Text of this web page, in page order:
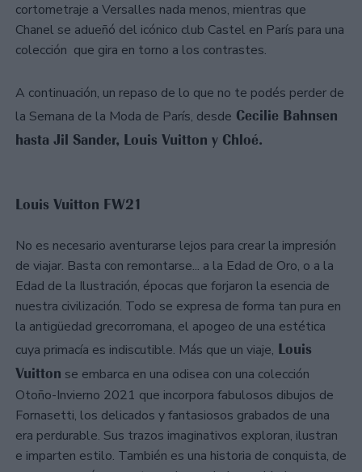
cortometraje a Versalles nada menos, mientras que
Chanel se adueñó del icónico club Castel en París para una
colección que gira en torno a los contrastes.
A continuación, un repaso de lo que no te podés perder de
la Semana de la Moda de París, desde Cecilie Bahnsen
hasta Jil Sander, Louis Vuitton y Chloé.
Louis Vuitton FW21
No es necesario aventurarse lejos para crear la impresión
de viajar. Basta con remontarse... a la Edad de Oro, o a la
Edad de la Ilustración, épocas que forjaron la esencia de
nuestra civilización. Todo se expresa de forma tan pura en
la antigüedad grecorromana, el apogeo de una estética
cuya primacía es indiscutible. Más que un viaje, Louis
Vuitton se embarca en una odisea con una colección
Otoño-Invierno 2021 que incorpora fabulosos dibujos de
Fornasetti, los delicados y fantasiosos grabados de una
era perdurable. Sus trazos imaginativos exploran, ilustran
e imparten estilo. También es una historia de conquista, de